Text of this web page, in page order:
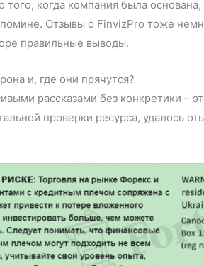
того, когда компания была
Отзывы о FinvizPro тоже
правильные выводы.
и, где они прячутся?
рассказами без конкретики –
проверки ресурса, удалось